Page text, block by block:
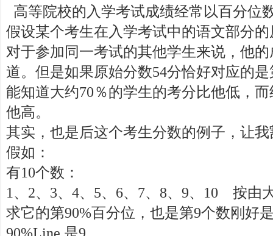
高等院校的入学考试成绩经常以百分位
假设某个考生在入学考试中的语文部分
对于参加同一考试的其他学生来说，他
道。但是如果原始分数54分恰好对应的
能知道大约70％的学生的考分比他低，
他高。
其实，也是后这个考生分数的例子，让
假如：
有10个数：
1、2、3、4、5、6、7、8、9、10 按由
求它的第90%百分位，也是第9个数刚好